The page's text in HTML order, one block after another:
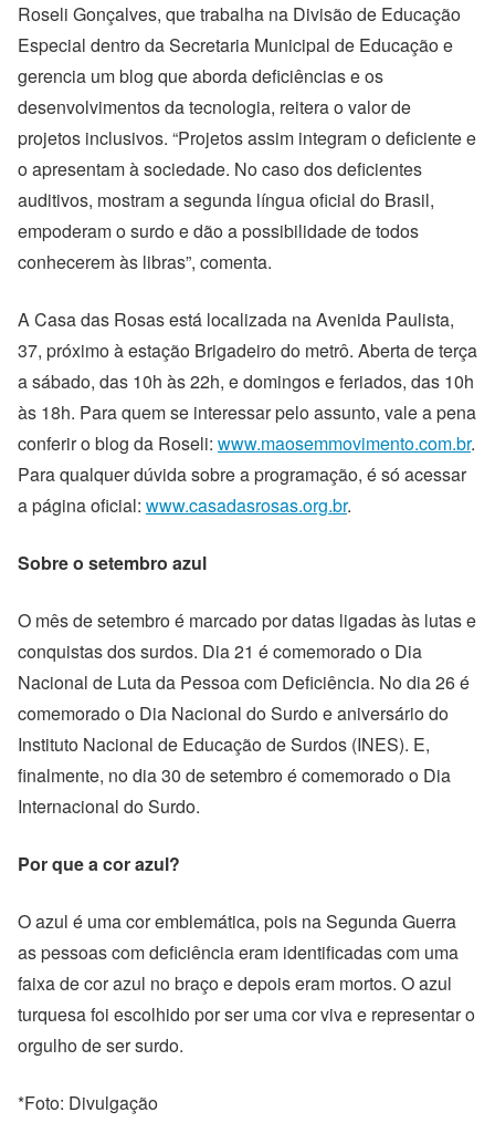
Roseli Gonçalves, que trabalha na Divisão de Educação
Especial dentro da Secretaria Municipal de Educação e
gerencia um blog que aborda deficiências e os
desenvolvimentos da tecnologia, reitera o valor de
projetos inclusivos. “Projetos assim integram o deficiente e
o apresentam à sociedade. No caso dos deficientes
auditivos, mostram a segunda língua oficial do Brasil,
empoderam o surdo e dão a possibilidade de todos
conhecerem às libras”, comenta.
A Casa das Rosas está localizada na Avenida Paulista,
37, próximo à estação Brigadeiro do metrô. Aberta de terça
a sábado, das 10h às 22h, e domingos e feriados, das 10h
às 18h. Para quem se interessar pelo assunto, vale a pena
conferir o blog da Roseli: www.maosemmovimento.com.br.
Para qualquer dúvida sobre a programação, é só acessar
a página oficial: www.casadasrosas.org.br.
Sobre o setembro azul
O mês de setembro é marcado por datas ligadas às lutas e
conquistas dos surdos. Dia 21 é comemorado o Dia
Nacional de Luta da Pessoa com Deficiência. No dia 26 é
comemorado o Dia Nacional do Surdo e aniversário do
Instituto Nacional de Educação de Surdos (INES). E,
finalmente, no dia 30 de setembro é comemorado o Dia
Internacional do Surdo.
Por que a cor azul?
O azul é uma cor emblemática, pois na Segunda Guerra
as pessoas com deficiência eram identificadas com uma
faixa de cor azul no braço e depois eram mortos. O azul
turquesa foi escolhido por ser uma cor viva e representar o
orgulho de ser surdo.
*Foto: Divulgação